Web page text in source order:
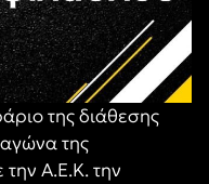
της διάθεσης
της
Α.Ε.Κ. την